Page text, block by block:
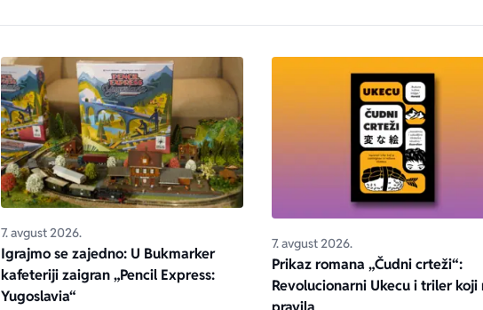
7. avgust 2026.
Igrajmo se zajedno: U Bukmarker
kafeteriji zaigran „Pencil Express:
Yugoslavia“
7. avgust 2026.
Prikaz romana „Čudni crteži“:
Revolucionarni Ukecu i triler koji